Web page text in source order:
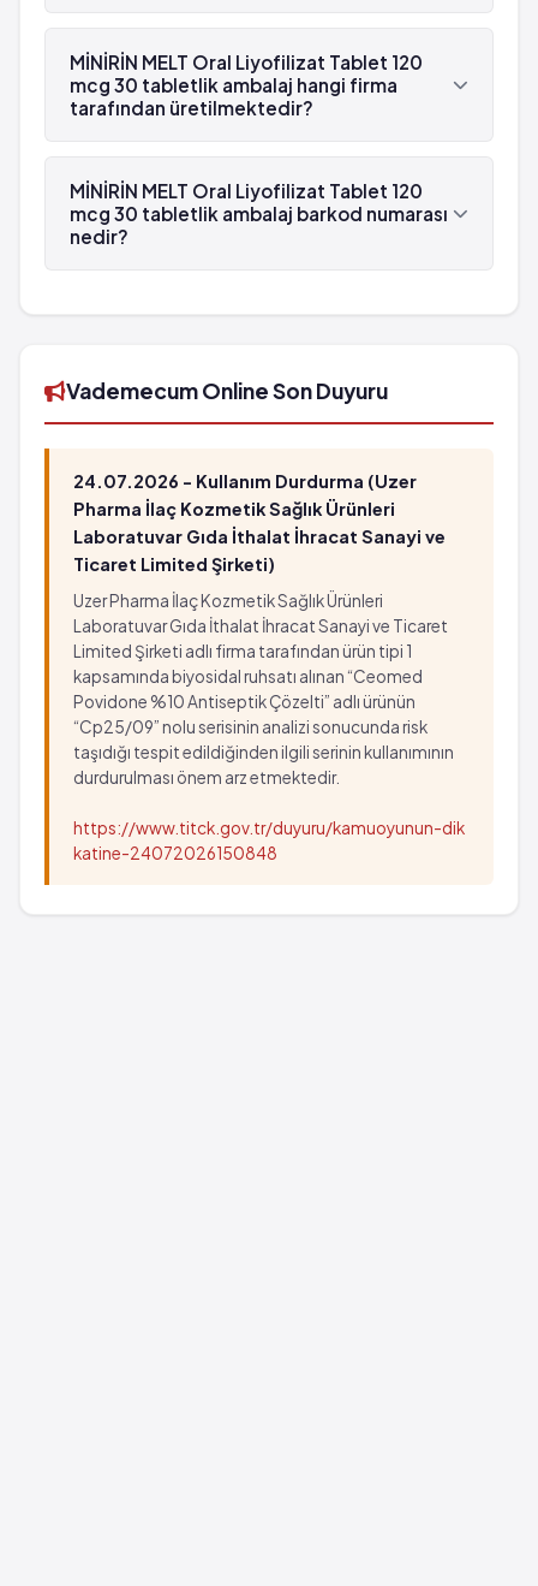
Bilinç bulanıklığı
Aşırı sıvı alımı
Anormal şekilde kötü veya uzun süreli baş ağrısı
Mide bulantısı veya kusma belirtileri
MİNİRİN MELT Oral Liyofilizat Tablet 120 mcg 30
tabletlik ambalaj'in etken maddesi Desmopressin
'dür.
MİNİRİN MELT Oral Liyofilizat Tablet 120
mcg 30 tabletlik ambalaj hangi firma
tarafından üretilmektedir?
MİNİRİN MELT Oral Liyofilizat Tablet 120 mcg 30
tabletlik ambalaj , Ferring tarafından
üretilmektedir.
MİNİRİN MELT Oral Liyofilizat Tablet 120
mcg 30 tabletlik ambalaj barkod numarası
nedir?
tabletlik ambalaj'in barkod numarası
Vademecum Online Son Duyuru
24.07.2026 - Kullanım Durdurma (Uzer
Pharma İlaç Kozmetik Sağlık Ürünleri
Laboratuvar Gıda İthalat İhracat Sanayi ve
Ticaret Limited Şirketi)
Uzer Pharma İlaç Kozmetik Sağlık Ürünleri
Laboratuvar Gıda İthalat İhracat Sanayi ve Ticaret
Limited Şirketi adlı firma tarafından ürün tipi 1
kapsamında biyosidal ruhsatı alınan “Ceomed
Povidone %10 Antiseptik Çözelti” adlı ürünün
“Cp25/09” nolu serisinin analizi sonucunda risk
taşıdığı tespit edildiğinden ilgili serinin kullanımının
durdurulması önem arz etmektedir.
https://www.titck.gov.tr/duyuru/kamuoyunun-dik
katine-24072026150848